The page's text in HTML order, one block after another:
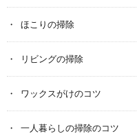
ほこりの掃除
リビングの掃除
ワックスがけのコツ
一人暮らしの掃除のコツ